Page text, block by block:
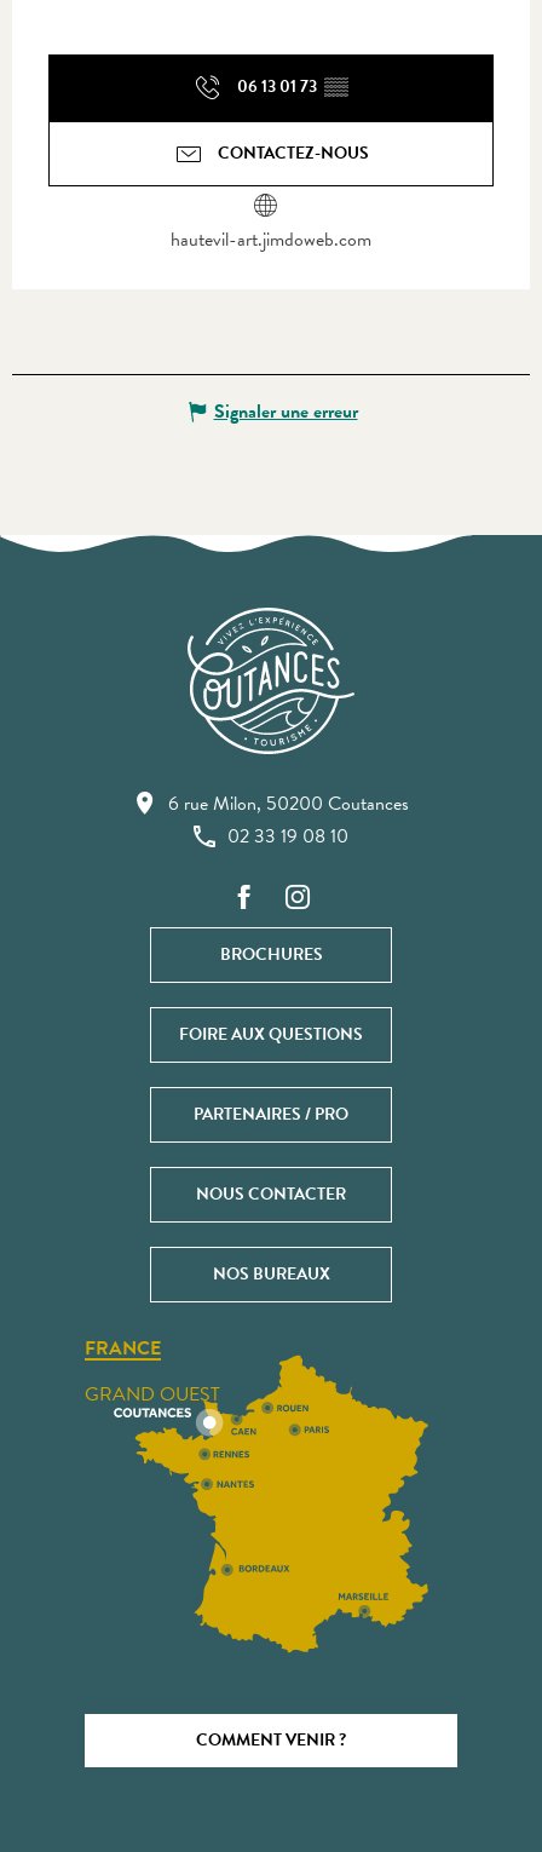
06 13 01 73 ▒▒
CONTACTEZ-NOUS
hautevil-art.jimdoweb.com
Signaler une erreur
6 rue Milon, 50200 Coutances
02 33 19 08 10
BROCHURES
FOIRE AUX QUESTIONS
PARTENAIRES / PRO
NOUS CONTACTER
NOS BUREAUX
FRANCE
GRAND OUEST
COMMENT VENIR ?